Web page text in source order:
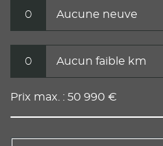
0 Aucune neuve
0 Aucun faible km
Prix max. : 50 990 €